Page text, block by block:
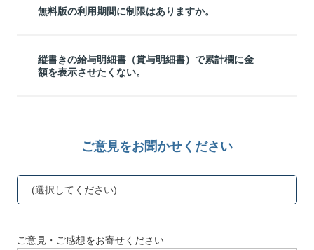
無料版の利用期間に制限はありますか。
縦書きの給与明細書（賞与明細書）で累計欄に金
額を表示させたくない。
ご意見をお聞かせください
(選択してください)
ご意見・ご感想をお寄せください